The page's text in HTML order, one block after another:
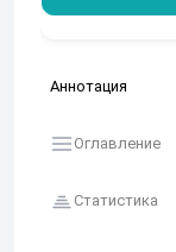
Аннотация
Оглавление
Статистика